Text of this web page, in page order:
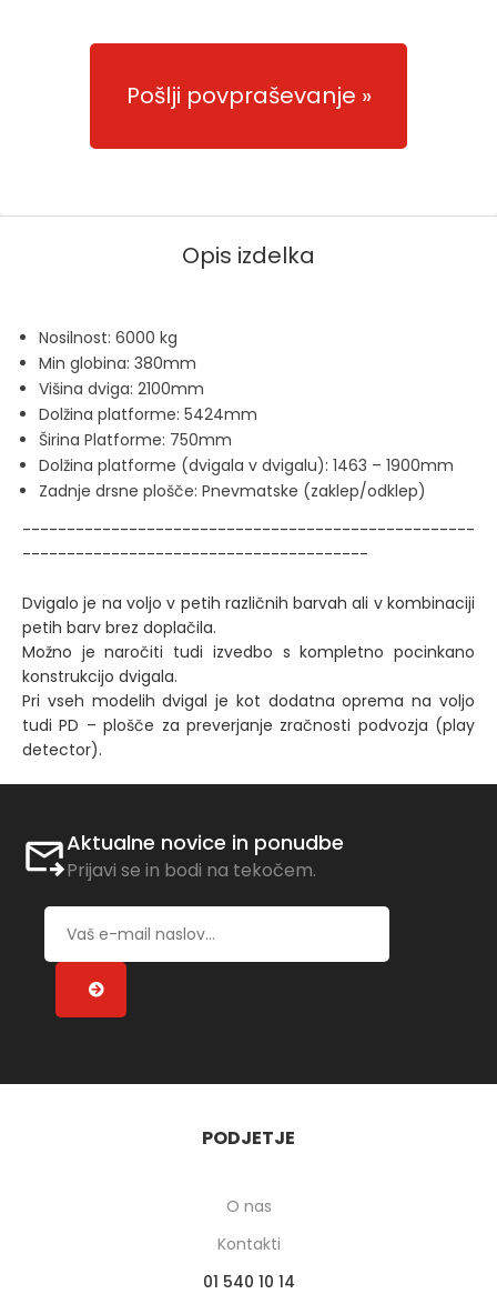
Pošlji povpraševanje
Opis izdelka
Nosilnost: 6000 kg
Min globina: 380mm
Višina dviga: 2100mm
Dolžina platforme: 5424mm
Širina Platforme: 750mm
Dolžina platforme (dvigala v dvigalu): 1463 – 1900mm
Zadnje drsne plošče: Pnevmatske (zaklep/odklep)
---------------------------------------------------
---------------------------------------
Dvigalo je na voljo v petih različnih barvah ali v kombinaciji
petih barv brez doplačila.
Možno je naročiti tudi izvedbo s kompletno pocinkano
konstrukcijo dvigala.
Pri vseh modelih dvigal je kot dodatna oprema na voljo
tudi PD – plošče za preverjanje zračnosti podvozja (play
detector).
Aktualne novice in ponudbe
Prijavi se in bodi na tekočem.
PODJETJE
O nas
Kontakti
01 540 10 14